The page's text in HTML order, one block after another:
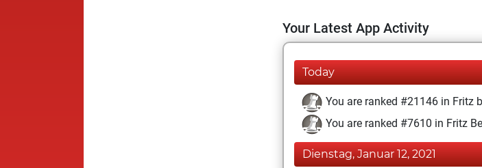
Your Latest App Activity
Today
You are ranked #21146 in Fritz
You are ranked #7610 in Fritz
Dienstag, Januar 12, 2021